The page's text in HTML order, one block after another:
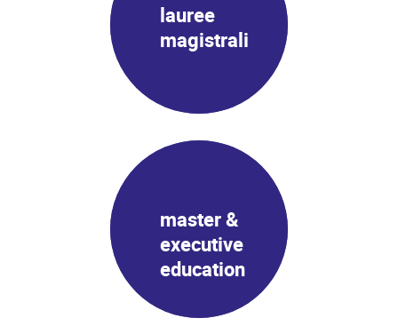
lauree
magistrali
master &
executive
education